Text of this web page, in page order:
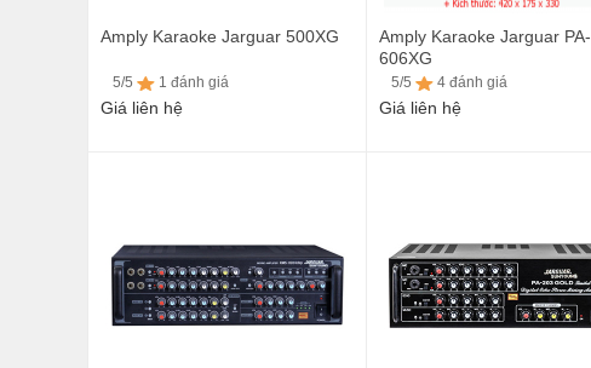
Amply Karaoke Jarguar 500XG
5/5 1 đánh giá
Giá liên hệ
Amply Karaoke Jarguar PA-
606XG
5/5 4 đánh giá
Giá liên hệ